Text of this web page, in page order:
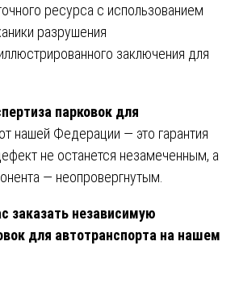
ресурса с использованием
разрушения
заключения для
парковок для
от нашей Федерации — это гарантия
не останется незамеченным, а
— неопровергнутым.
заказать независимую
для автотранспорта на нашем